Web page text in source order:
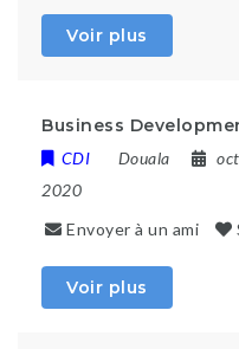
Voir plus
Business
CDI Douala
2020
Envoyer à un ami
Voir plus